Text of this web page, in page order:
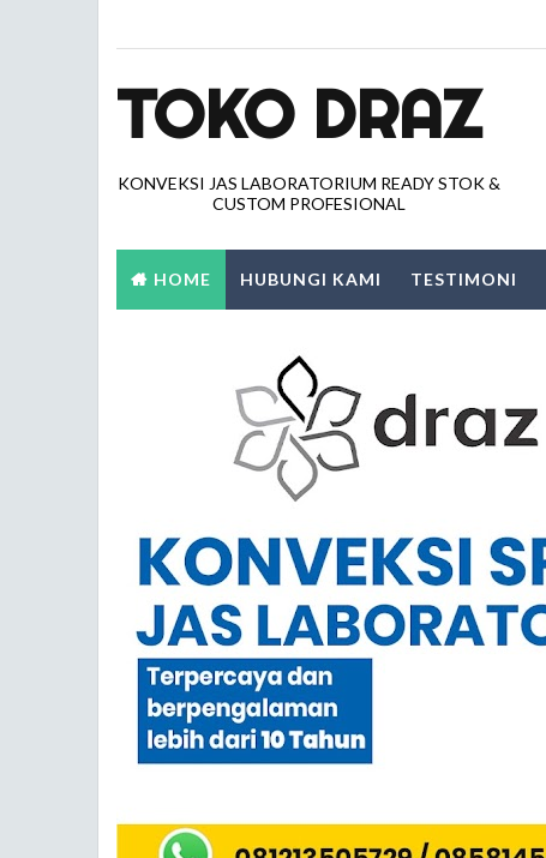
TOKO DRAZ
KONVEKSI JAS LABORATORIUM READY STOK &
CUSTOM PROFESIONAL
HOME HUBUNGI KAMI TESTIMONI